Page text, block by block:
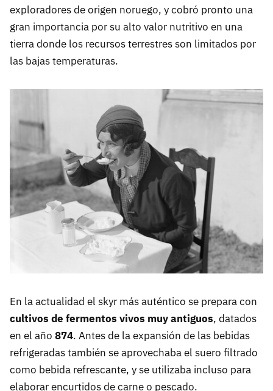
exploradores de origen noruego, y cobró pronto una
gran importancia por su alto valor nutritivo en una
tierra donde los recursos terrestres son limitados por
las bajas temperaturas.
En la actualidad el skyr más auténtico se prepara con
cultivos de fermentos vivos muy antiguos, datados
en el año 874. Antes de la expansión de las bebidas
refrigeradas también se aprovechaba el suero filtrado
como bebida refrescante, y se utilizaba incluso para
elaborar encurtidos de carne o pescado.